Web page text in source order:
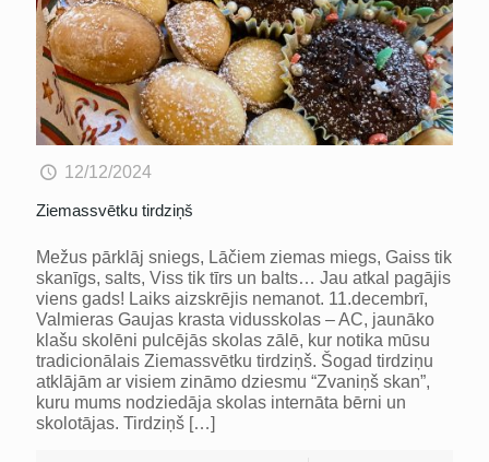
12/12/2024
Ziemassvētku tirdziņš
Mežus pārklāj sniegs, Lāčiem ziemas miegs, Gaiss tik
skanīgs, salts, Viss tik tīrs un balts… Jau atkal pagājis
viens gads! Laiks aizskrējis nemanot. 11.decembrī,
Valmieras Gaujas krasta vidusskolas – AC, jaunāko
klašu skolēni pulcējās skolas zālē, kur notika mūsu
tradicionālais Ziemassvētku tirdziņš. Šogad tirdziņu
atklājām ar visiem zināmo dziesmu “Zvaniņš skan”,
kuru mums nodziedāja skolas internāta bērni un
skolotājas. Tirdziņš […]